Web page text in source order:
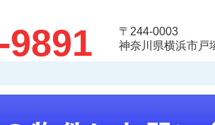
9891
〒244-0003
神奈川県横浜市戸